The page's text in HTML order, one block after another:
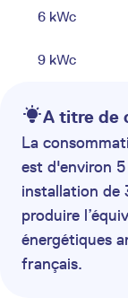
6 kWc
9 kWc
A titre de
La
est d'environ
installation de
produire
énergétiques
français.